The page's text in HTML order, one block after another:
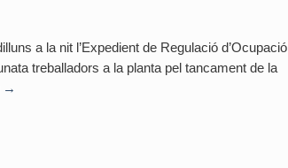
a la nit l’Expedient de Regulació d’Ocupació
treballadors a la planta pel tancament de la
→